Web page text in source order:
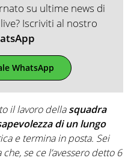
su ultime news di
Iscriviti al nostro
WhatsApp
il lavoro dellasquadra
di un lungo
e termina in posta. Sei
se ce l’avessero detto 6